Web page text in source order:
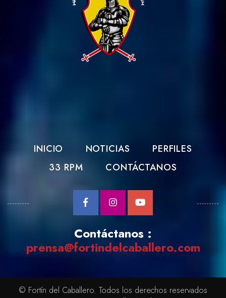
INICIO NOTICIAS
PERFILES
33 RPM
CONTÁCTANOS
Contáctanos :
prensa@fortindelcaballero.com
© Fortín del Caballero. Todos los derechos reservados